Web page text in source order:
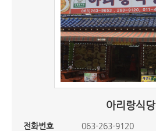
아리랑식당
전화번호 063-263-9120